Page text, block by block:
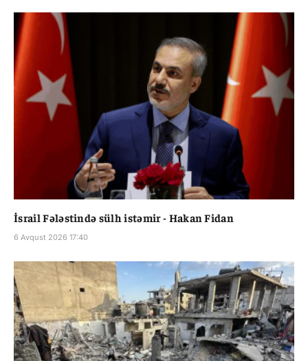
İsrail Fələstində sülh istəmir - Hakan Fidan
6 Avqust 2026 17:40